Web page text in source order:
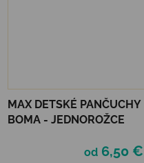
MAX DETSKÉ PANČUCHY
BOMA - JEDNOROŽCE
od 6,50 €